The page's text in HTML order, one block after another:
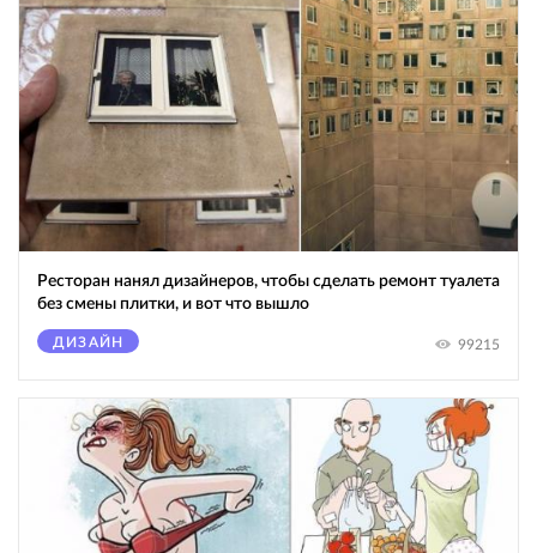
Ресторан нанял дизайнеров, чтобы сделать ремонт туалета
без смены плитки, и вот что вышло
ДИЗАЙН 99215